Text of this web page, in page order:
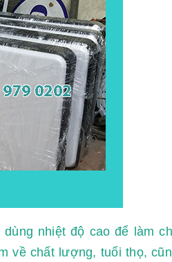
nhiệt độ cao để làm
về chất lượng, tuổi thọ,